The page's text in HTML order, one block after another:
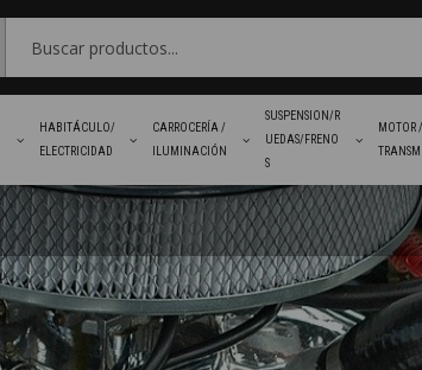
HABITÁCULO/
ELECTRICIDAD
CARROCERÍA /
ILUMINACIÓN
SUSPENSION/R
UEDAS/FRENO
S
MOTOR /
FAVORITOS